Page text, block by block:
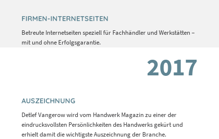
FIRMEN-INTERNETSEITEN
Betreute Internetseiten speziell für Fachhändler und Werkstätten –
mit und ohne Erfolgsgarantie.
2017
AUSZEICHNUNG
Detlef Vangerow wird vom Handwerk Magazin zu einer der
eindrucksvollsten Persönlichkeiten des Handwerks gekürt und
erhielt damit die wichtigste Auszeichnung der Branche.